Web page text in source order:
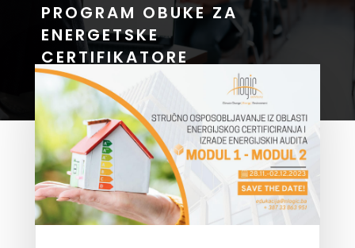
PROGRAM OBUKE ZA
ENERGETSKE
CERTIFIKATORE